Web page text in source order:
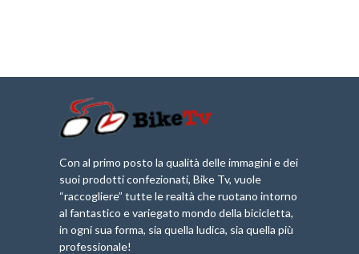
Con al primo posto la qualità delle immagini e dei
suoi prodotti confezionati, Bike Tv, vuole
“raccogliere” tutte le realtà che ruotano intorno
al fantastico e variegato mondo della bicicletta,
in ogni sua forma, sia quella ludica, sia quella più
professionale!